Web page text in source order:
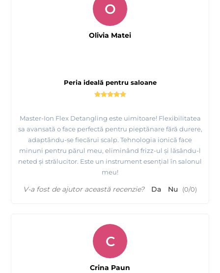
Peria ideală pentru saloane
Master-Ion Flex Detangling este uimitoare! Flexibilitatea
sa avansată o face perfectă pentru pieptănare fără durere,
adaptându-se fiecărui scalp. Tehnologia ionică face
minuni pentru părul meu, eliminând frizz-ul și lăsându-l
neted și strălucitor. Este un instrument esențial în salonul
meu!
O
Olivia Matei
V-a fost de ajutor această recenzie? Da Nu (0/0)
C
Crina Paun